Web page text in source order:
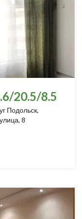
20.5/8.5
Подольск,
8